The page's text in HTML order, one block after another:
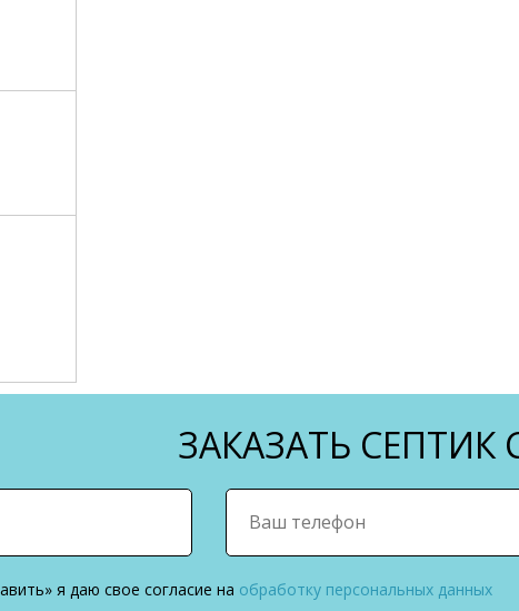
ЗАКАЗАТЬ СЕПТИК
я даю свое согласие на обработку персональных данных